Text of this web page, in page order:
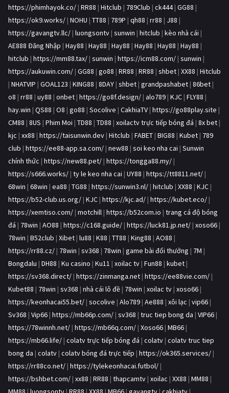
https://phimhayok.co/ | RR88 | Hitclub | 789Club | ck444| GG88 |
https://ok9.works/ | NOHU | TT88 | 789P | qh88 | rr88 | J88 |
https://gavangtv.llc/ | luongsontv | sunwin | hitclub | kèo nhà cái |
AE888 Đăng Nhập | Hay88 | Hay88 | Hay88 | Hay88 | Hay88 | Hay88 |
hitclub | https://mm88.tax/ | sunwin | https://icm88.com/ | sunwin |
https://aukuwin.com/ | GG88 | go88 | RR88 | RR88 | shbet | XX88 | Hitclub
| NHATVIP | GOAL123 | KING88 | 8DAY | shbet | grandpashabet | 86bet |
o8 | rr88 | uy88 | onbet | https://go8f.design/ | alo789 | KJC | FLY88 |
hay.win | QS88 | O8 | go88 | Socolive | CakhiaTV | https://go88play.site |
CM88 | 8US | Phim Moi | TD88 | TD88 | xoilactv trực tiếp bóng đá | 8x bet |
kjc | xx88 | https://taisunwin.dev | Hitclub | FABET | BIG88 | Kubet | 789
club | https://ee88-app.sa.com/ | new88 | soi keo nha cai | Sunwin
chính thức | https://new88.pet/ | https://tongga88.my/ |
https://s666.works/ | ty le keo nha cai | UY88 | https://tt8811.net/ |
68win | 68win | ea88 | TG88 | https://sunwin3.nl/ | hitclub | XX88 | KJC |
https://b52-club.us.org/ | KJC | https://kjc.ad/ | https://kubet.eco/ |
https://xemtiso.com/ | motchill | https://b52com.io | trang cá độ bóng
đá | 78win | AO88 | https://c168.guide/ | https://luck81.jp.net/ | xoso66 |
78win | B52club | Xibet | lu88 | K88 | TT88 | King88 | AO88 |
https://rr88.cz/ | 78win | sv368 | 78win | game bài đổi thưởng | 7M |
Bongdalu | DH88 | Ku casino | Ku11 | xoilac tv | Fun88 | kubet |
https://sv368.direct/ | https://zinmanga.net | https://ee88vie.com/ |
Kubet88 | 78win | sv368 | nhà cái lô đề | 78win | xoilac tv | xoso66 |
https://keonhacai55.bet/ | socolive | Alo789 | Ae888 | xôi lạc | vip66 |
Sv368 | Vip66 | https://mb66p.com/ | sv368 | truc tiep bong da | VIP66 |
https://78winnh.net/ | https://mb66q.com/ | Xoso66 | MB66 |
https://mb66.life/ | colatv trực tiếp bóng đá | colatv | colatv truc tiep
bong da | colatv | colatv bóng đá trực tiếp | https://ok365.services/ |
https://rr88co.net/ | https://tylekeonhacai.futbol/ |
https://bshbet.com/ | xx88 | RR88 | thapcamtv | xoilac | XX88 | MM88 |